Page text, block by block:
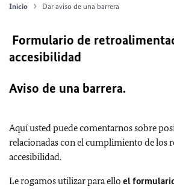
Inicio Dar aviso de una barrera
Formulario de
accesibilidad
Aviso de una barrera.
Aquí usted puede comentarnos sobre
relacionadas con el cumplimiento de los
accesibilidad.
Le rogamos utilizar para ello el